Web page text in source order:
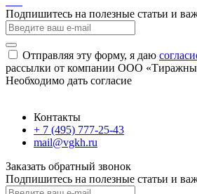
Подпишитесь на полезные статьи и
Отправляя эту форму, я даю
рассылки от компании ООО
Необходимо дать согласие
Контакты
+ 7 (495) 777-25-43
mail@vgkh.ru
Заказать обратный звонок
Подпишитесь на полезные статьи и